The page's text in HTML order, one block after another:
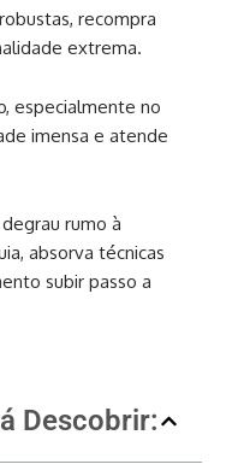
recompra
extrema.
especialmente no
imensa e atende
rumo à
absorva técnicas
subir passo a
Descobrir: